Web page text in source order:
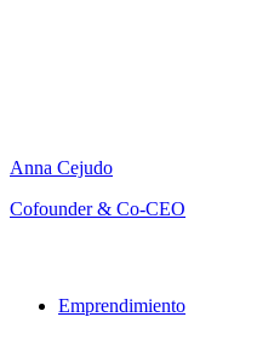
Anna Cejudo
Cofounder & Co-CEO
Emprendimiento